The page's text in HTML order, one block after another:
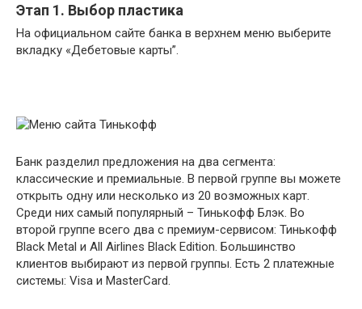
Этап 1. Выбор пластика
На официальном сайте банка в верхнем меню выберите
вкладку «Дебетовые карты”.
Банк разделил предложения на два сегмента:
классические и премиальные. В первой группе вы можете
открыть одну или несколько из 20 возможных карт.
Среди них самый популярный – Тинькофф Блэк. Во
второй группе всего два с премиум-сервисом: Тинькофф
Black Metal и All Airlines Black Edition. Большинство
клиентов выбирают из первой группы. Есть 2 платежные
системы: Visa и MasterCard.